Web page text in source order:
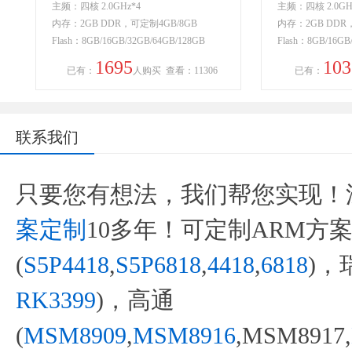
主频：四核 2.0GHz*4
内存：2GB DDR，可定制4GB/8GB
Flash：8GB/16GB/32GB/64GB/128GB
已有： 1695 人购买 查看：11306
主频：四核
内存：2GB DDR
Flash：8GB/
已有：
联系我们
只要您有想法，我们帮您实现
案定制 10多年！可定制ARM方
(S5P4418,S5P6818,4418,6818)，
RK3399)，高通
(MSM8909,MSM8916,MSM8917,